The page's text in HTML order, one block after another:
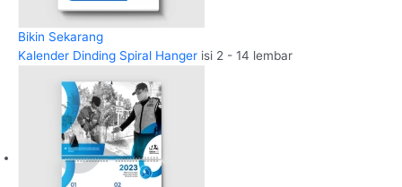
Bikin Sekarang
Kalender Dinding Spiral Hanger isi 2 - 14 lembar